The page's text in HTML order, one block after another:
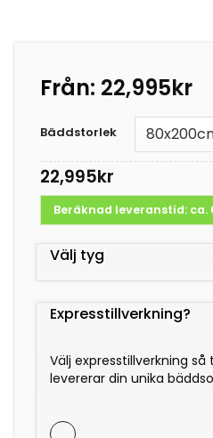
Från: 22,995kr
Bäddstorlek
22,995kr
Beräknad leveranstid: ca.
Välj tyg
Expresstillverkning?
Välj expresstillverkning så
levererar din unika